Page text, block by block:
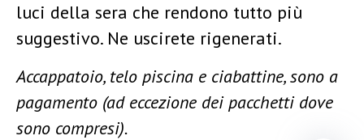
luci della sera che rendono tutto più
suggestivo. Ne uscirete rigenerati.
Accappatoio, telo piscina e ciabattine, sono a
pagamento (ad eccezione dei pacchetti dove
sono compresi).